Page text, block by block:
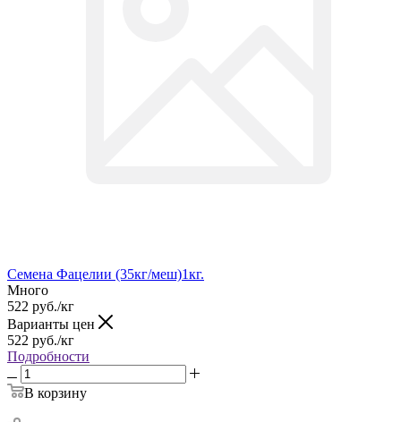
Семена Фацелии (35кг/меш)1кг.
Много
522 руб./кг
Варианты цен
522 руб./кг
Подробности
В корзину